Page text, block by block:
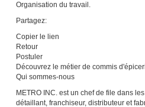
Organisation du travail.
Partagez:
Copier le lien
Retour
Postuler
Découvrez le métier de commis
Qui sommes-nous
METRO INC. est un chef de file dans
détaillant, franchiseur, distributeur et